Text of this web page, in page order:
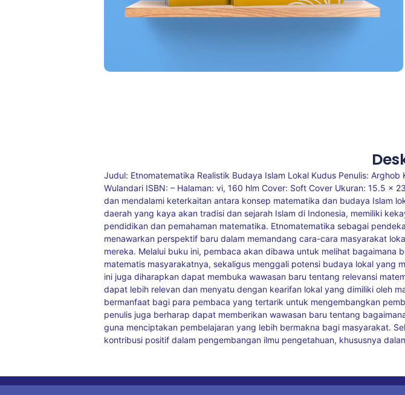
Judul: Etnomatematika Realistik Budaya Islam Lokal Kudus Penulis:
Wulandari ISBN: – Halaman: vi, 160 hlm Cover: Soft Cover Ukuran: 15.5 x
dan mendalami keterkaitan antara konsep matematika dan budaya Islam
daerah yang kaya akan tradisi dan sejarah Islam di Indonesia, memiliki
pendidikan dan pemahaman matematika. Etnomatematika sebagai
menawarkan perspektif baru dalam memandang cara-cara masyarakat
mereka. Melalui buku ini, pembaca akan dibawa untuk melihat
matematis masyarakatnya, sekaligus menggali potensi budaya lokal yang
ini juga diharapkan dapat membuka wawasan baru tentang relevansi
dapat lebih relevan dan menyatu dengan kearifan lokal yang dimiliki oleh
bermanfaat bagi para pembaca yang tertarik untuk mengembangkan
penulis juga berharap dapat memberikan wawasan baru tentang
guna menciptakan pembelajaran yang lebih bermakna bagi masyarakat.
kontribusi positif dalam pengembangan ilmu pengetahuan, khususnya